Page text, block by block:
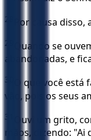
28 Por causa
29
Quando se
abandonadas, e
30
O que você
vão, pois os seus
31
Ouvi um grito,
mãos, dizendo: "Ai